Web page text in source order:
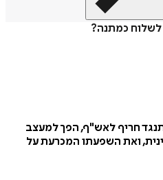
לשלוח כמתנה?
חריף לאש"ף, הפך למעצב
ואת השפעתו המכרעת על